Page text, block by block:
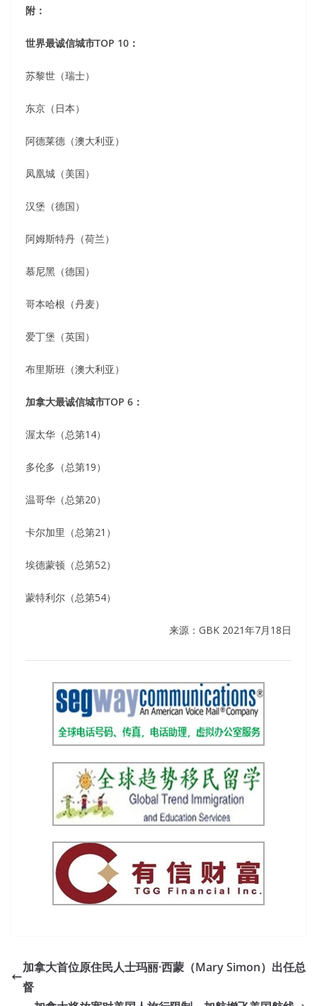
附：
世界最诚信城市TOP 10：
苏黎世（瑞士）
东京（日本）
阿德莱德（澳大利亚）
凤凰城（美国）
汉堡（德国）
阿姆斯特丹（荷兰）
慕尼黑（德国）
哥本哈根（丹麦）
爱丁堡（英国）
布里斯班（澳大利亚）
加拿大最诚信城市TOP 6：
渥太华（总第14）
多伦多（总第19）
温哥华（总第20）
卡尔加里（总第21）
埃德蒙顿（总第52）
蒙特利尔（总第54）
来源：GBK 2021年7月18日
加拿大首位原住民人士玛丽·西蒙（Mary Simon）出任总
督